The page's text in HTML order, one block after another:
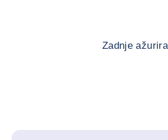
Zadnje